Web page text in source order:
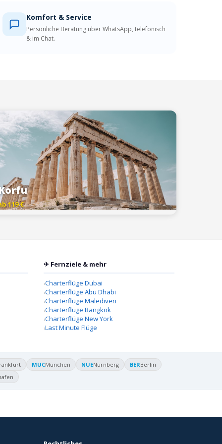
Komfort & Service
Persönliche Beratung über WhatsApp, telefonisch
& im Chat.
119 €
✈ Fernziele & mehr
Charterflüge Dubai
Charterflüge Abu Dhabi
Charterflüge Malediven
Charterflüge Bangkok
Charterflüge New York
Last Minute Flüge
MUCMünchen NUENürnberg BERBerlin